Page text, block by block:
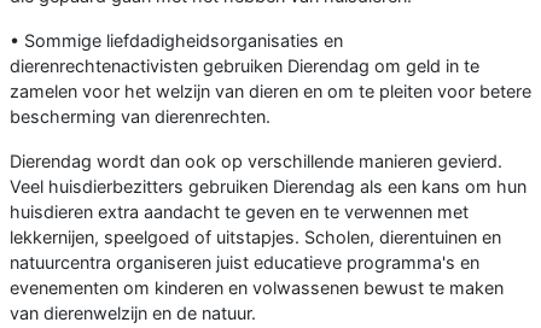
• Sommige liefdadigheidsorganisaties en
dierenrechtenactivisten gebruiken Dierendag om geld in te
zamelen voor het welzijn van dieren en om te pleiten voor betere
bescherming van dierenrechten.
Dierendag wordt dan ook op verschillende manieren gevierd.
Veel huisdierbezitters gebruiken Dierendag als een kans om hun
huisdieren extra aandacht te geven en te verwennen met
lekkernijen, speelgoed of uitstapjes. Scholen, dierentuinen en
natuurcentra organiseren juist educatieve programma's en
evenementen om kinderen en volwassenen bewust te maken
van dierenwelzijn en de natuur.